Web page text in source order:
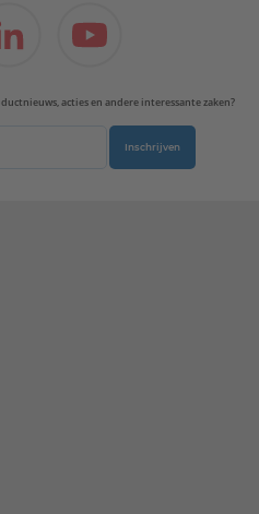
acties en andere interessante zaken?
Inschrijven